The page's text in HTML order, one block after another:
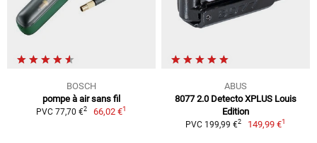
BOSCH
pompe à air sans fil
PVC 77,70 €2 66,02 €1
ABUS
8077 2.0 Detecto XPLUS Louis
Edition
PVC 199,99 €2 149,99 €1